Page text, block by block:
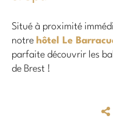
Situé à proximité
notre hôtel Le
parfaite découvrir les
de Brest !